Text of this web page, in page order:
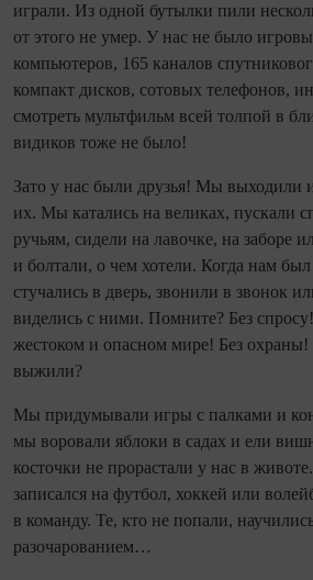
играли. Из одной бутылки пили
от этого не умер. У нас не было
компьютеров, 165 каналов
компакт дисков, сотовых телефонов,
смотреть мультфильм всей толпой в
видиков тоже не было!
Зато у нас были друзья! Мы выходили
их. Мы катались на великах, пускали
ручьям, сидели на лавочке, на заборе
и болтали, о чем хотели. Когда нам
стучались в дверь, звонили в звонок
виделись с ними. Помните? Без
жестоком и опасном мире! Без
выжили?
Мы придумывали игры с палками и
мы воровали яблоки в садах и ели
косточки не прорастали у нас в
записался на футбол, хоккей или
в команду. Те, кто не попали,
разочарованием…